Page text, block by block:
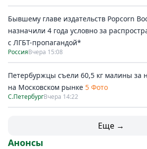
Бывшему главе издательств Popcorn
назначили 4 года условно за
с ЛГБТ-пропагандой*
РоссияВчера 15:08
Петербуржцы съели 60,5 кг малины за
на Московском рынке 5 Фото
С.ПетербургВчера 14:22
Еще →
Анонсы